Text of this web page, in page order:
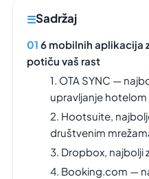
Sadržaj
6 mobilnih aplikacija
potiču vaš rast
1. OTA SYNC —
upravljanje hotelom
2. Hootsuite,
društvenim
3. Dropbox, najbolji
4. Booking.com —